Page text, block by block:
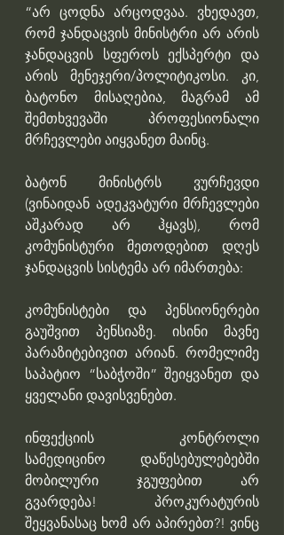
“არ ცოდნა არცოდვაა. ვხედავთ,
რომ ჯანდაცვის მინისტრი არ არის
ჯანდაცვის სფეროს ექსპერტი და
არის მენეჯერი/პოლიტიკოსი. კი,
ბატონო მისაღებია, მაგრამ ამ
შემთხვევაში პროფესიონალი
მრჩევლები აიყვანეთ მაინც.
ბატონ მინისტრს ვურჩევდი
(ვინაიდან ადეკვატური მრჩევლები
აშკარად არ ჰყავს), რომ
კომუნისტური მეთოდებით დღეს
ჯანდაცვის სისტემა არ იმართება:
კომუნისტები და პენსიონერები
გაუშვით პენსიაზე. ისინი მავნე
პარაზიტებივით არიან. რომელიმე
საპატიო “საბჭოში” შეიყვანეთ და
ყველანი დავისვენებთ.
ინფექციის კონტროლი
სამედიცინო დაწესებულებებში
მობილური ჯგუფებით არ
გვარდება! პროკურატურის
შეყვანასაც ხომ არ აპირებთ?! ვინც